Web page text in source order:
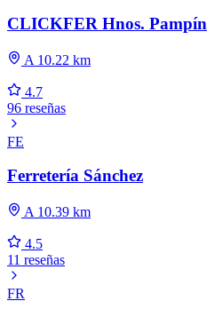
CLICKFER Hnos. Pampín
A 10.22 km
4.7
96 reseñas
FE
Ferretería Sánchez
A 10.39 km
4.5
11 reseñas
FR